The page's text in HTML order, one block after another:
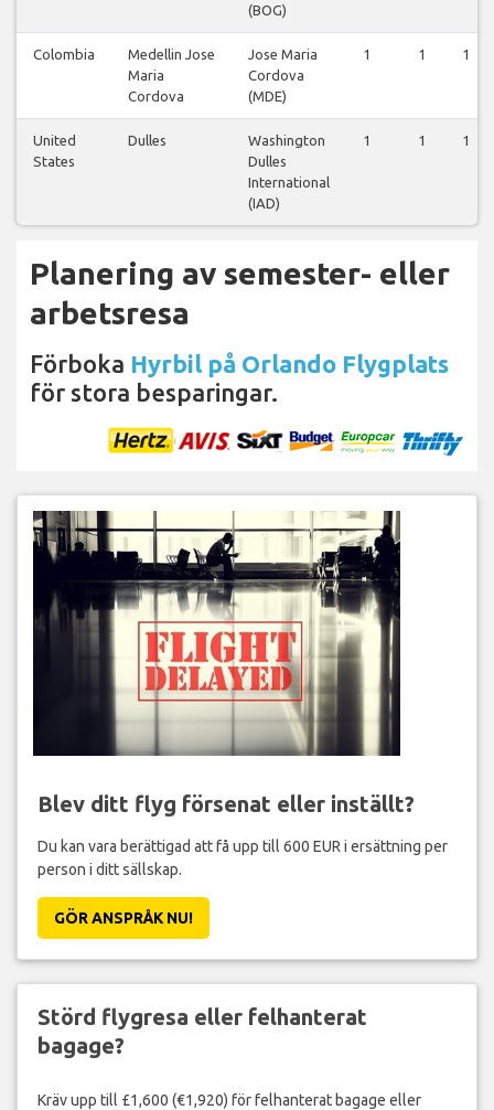
(BOG)
Colombia
Medellin Jose
Maria
Cordova
Jose Maria
Cordova
(MDE)
1 1 1
United
States
Dulles
Washington
Dulles
International
(IAD)
1 1 1
Planering av semester- eller
arbetsresa
Förboka Hyrbil på Orlando Flygplats
för stora besparingar.
Blev ditt flyg försenat eller inställt?
Du kan vara berättigad att få upp till 600 EUR i ersättning per
person i ditt sällskap.
GÖR ANSPRÅK NU!
Störd flygresa eller felhanterat
bagage?
Kräv upp till £1,600 (€1,920) för felhanterat bagage eller